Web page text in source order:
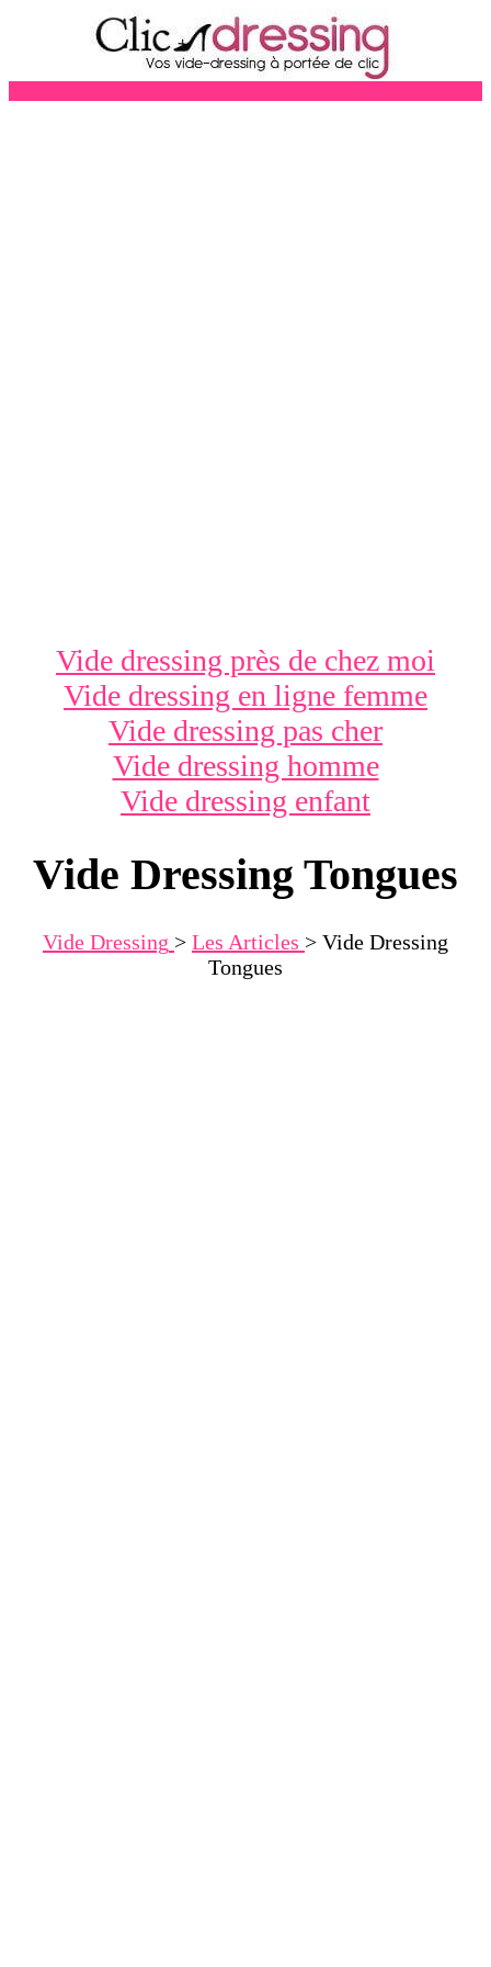
Vide dressing près de chez moi
Vide dressing en ligne femme
Vide dressing pas cher
Vide dressing homme
Vide dressing enfant
Vide Dressing Tongues
Vide Dressing > Les Articles > Vide Dressing
Tongues